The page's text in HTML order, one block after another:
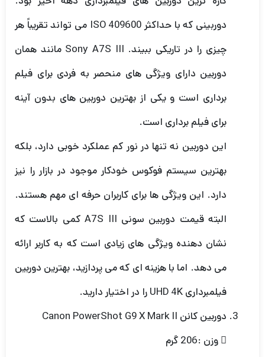
دوربینی که با حداکثر ISO 409600 می تواند تقریباً هر
چیزی را در تاریکی ببیند. Sony A7S III مانند همان
دوربین دارای ویژگی های منحصر به فردی برای فیلم
برداری است و یکی از بهترین دوربین های بدون آینه
برای فیلم برداری است.
این دوربین نه تنها در نور کم عملکرد خوبی دارد، بلکه
بهترین سیستم فوکوس خودکار موجود در بازار را نیز
دارد. این ویژگی ها برای کاربران حرفه ای مهم هستند.
البته قیمت دوربین سونی A7S III کمی بالاست که
نشان دهنده ویژگی های زیادی است که به کاربر ارائه
می دهد. اما با هزینه ای که می پردازید، بهترین دوربین
فیلمبرداری UHD 4K را در اختیار دارید.
دوربین کانن Canon PowerShot G9 X Mark II
 وزن :206 گرم